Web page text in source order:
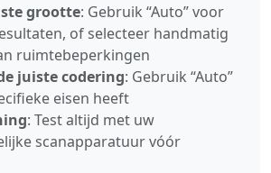
grootte: Gebruik “Auto” voor
of selecteer handmatig
ruimtebeperkingen
juiste codering: Gebruik “Auto”
eisen heeft
: Test altijd met uw
scanapparatuur vóór